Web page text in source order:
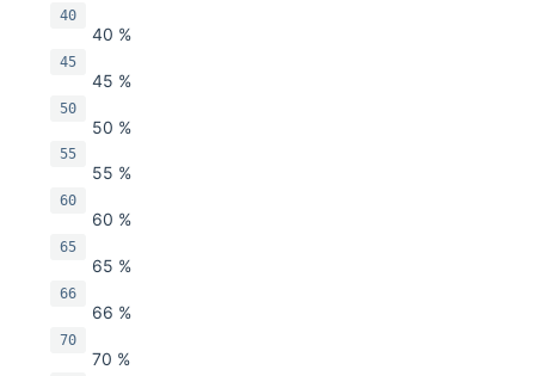
40
40 %
45
45 %
50
50 %
55
55 %
60
60 %
65
65 %
66
66 %
70
70 %